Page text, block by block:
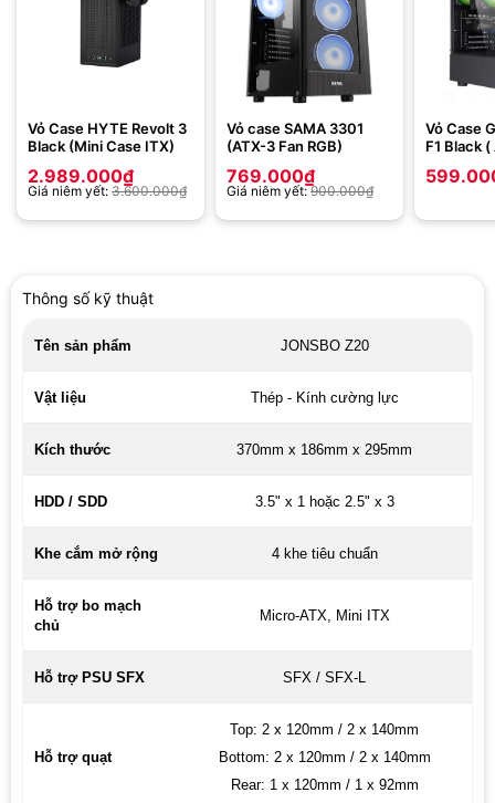
Vỏ Case HYTE Revolt 3
Black (Mini Case ITX)
2.989.000₫
Giá niêm yết: 3.600.000₫
Vỏ case SAMA 3301
(ATX-3 Fan RGB)
769.000₫
Giá niêm yết:900.000₫
Vỏ Case
F1 Black
Thông số kỹ thuật
Tên sản phẩm JONSBO Z20
Vật liệu Thép - Kính cường lực
Kích thước 370mm x 186mm x 295mm
HDD / SDD 3.5" x 1 hoặc 2.5" x 3
Khe cắm mở rộng 4 khe tiêu chuẩn
Hỗ trợ bo mạch
chủ
Micro-ATX, Mini ITX
Hỗ trợ PSU SFX SFX / SFX-L
Hỗ trợ quạt
Top: 2 x 120mm / 2 x 140mm
Bottom: 2 x 120mm / 2 x 140mm
Rear: 1 x 120mm / 1 x 92mm